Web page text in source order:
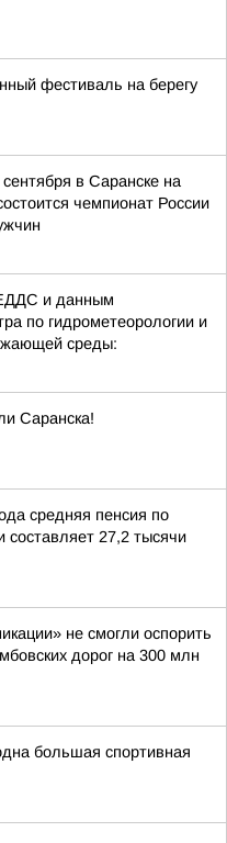
фестиваль на берегу
в Саранске на
чемпионат России
и данным
по гидрометеорологии и
среды:
Саранска!
средняя пенсия по
составляет 27,2 тысячи
не смогли оспорить
дорог на 300 млн
большая спортивная